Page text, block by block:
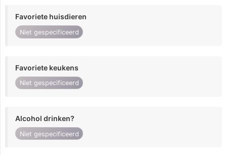
Favoriete huisdieren
Niet gespecificeerd
Favoriete keukens
Niet gespecificeerd
Alcohol drinken?
Niet gespecificeerd